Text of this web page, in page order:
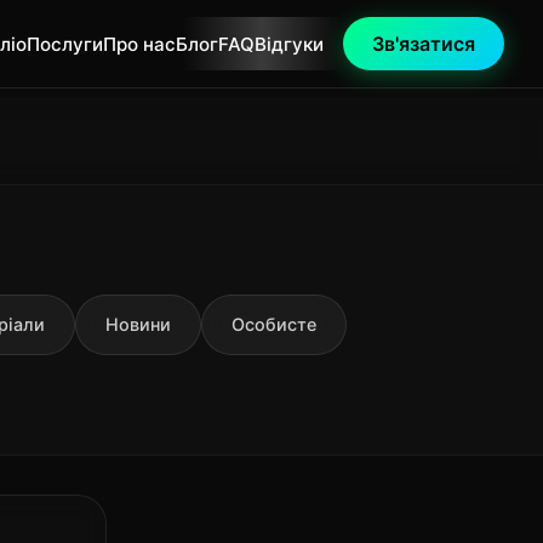
ПослугиПро насБлогFAQВідгуки Зв'язатися
Новини Особисте